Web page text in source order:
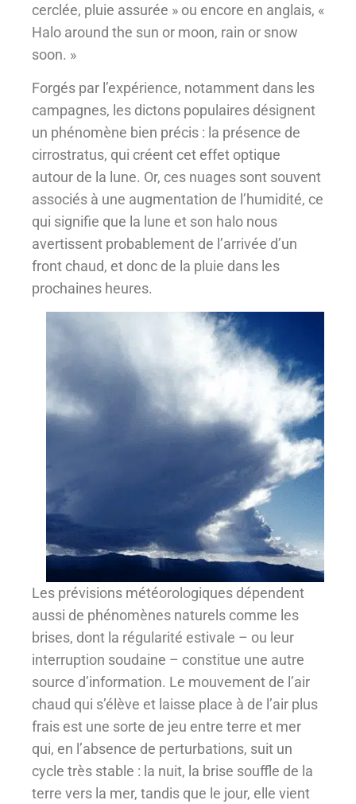
cerclée, pluie assurée » ou encore en anglais, «
Halo around the sun or moon, rain or snow
soon. »
Forgés par l’expérience, notamment dans les
campagnes, les dictons populaires désignent
un phénomène bien précis : la présence de
cirrostratus, qui créent cet effet optique
autour de la lune. Or, ces nuages sont souvent
associés à une augmentation de l’humidité, ce
qui signifie que la lune et son halo nous
avertissent probablement de l’arrivée d’un
front chaud, et donc de la pluie dans les
prochaines heures.
Les prévisions météorologiques dépendent
aussi de phénomènes naturels comme les
brises, dont la régularité estivale – ou leur
interruption soudaine – constitue une autre
source d’information. Le mouvement de l’air
chaud qui s’élève et laisse place à de l’air plus
frais est une sorte de jeu entre terre et mer
qui, en l’absence de perturbations, suit un
cycle très stable : la nuit, la brise souffle de la
terre vers la mer, tandis que le jour, elle vient